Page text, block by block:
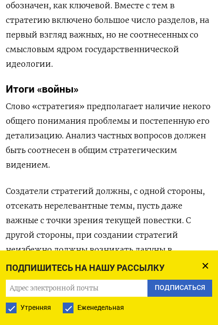
ПОДПИШИТЕСЬ НА НАШУ РАССЫЛКУ
ПОДПИСАТЬСЯ
Утренняя Еженедельная
обозначен, как ключевой. Вместе с тем в
стратегию включено большое число разделов, на
первый взгляд важных, но не соотнесенных со
смысловым ядром государственнической
идеологии.
Итоги «войны»
Слово «стратегия» предполагает наличие некого
общего понимания проблемы и постепенную его
детализацию. Анализ частных вопросов должен
быть соотнесен в общим стратегическим
видением.
Создатели стратегий должны, с одной стороны,
отсекать нерелевантные темы, пусть даже
важные с точки зрения текущей повестки. С
другой стороны, при создании стратегий
неизбежно должны возникать лакуны в
имеющихся заделах, на заполнение которых
требуется затратить соответствующие усилия.
С этой точки зрения документы, созданные